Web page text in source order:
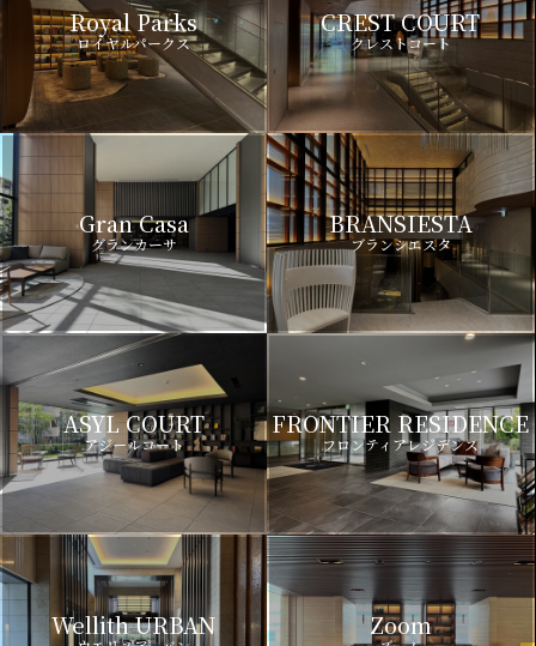
Royal Parks
ロイヤルパークス
CREST COURT
クレストコート
Gran Casa
グランカーサ
BRANSIESTA
ブランシエスタ
ASYL COURT
アジールコート
FRONTIER RESIDENCE
フロンティアレジデンス
Wellith URBAN Zoom